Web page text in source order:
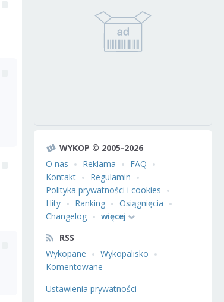
WYKOP © 2005-2026
O nas
Reklama
FAQ
Kontakt
Regulamin
Polityka prywatności i cookies
Hity
Ranking
Osiągnięcia
Changelog
więcej
RSS
Wykopane
Wykopalisko
Komentowane
Ustawienia prywatności